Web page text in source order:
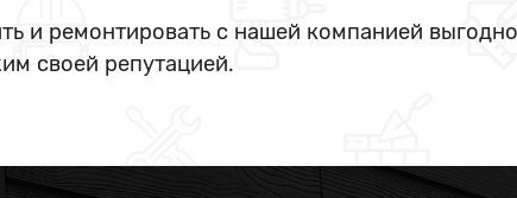
и ремонтировать с нашей компанией
своей репутацией.